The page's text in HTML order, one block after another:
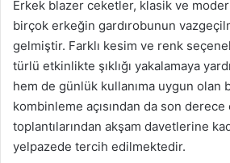
Erkek blazer ceketler, klasik ve
birçok erkeğin gardırobunun
gelmiştir. Farklı kesim ve renk
türlü etkinlikte şıklığı yakalamaya
hem de günlük kullanıma uygun olan
kombinleme açısından da son
toplantılarından akşam davetlerine
yelpazede tercih edilmektedir.